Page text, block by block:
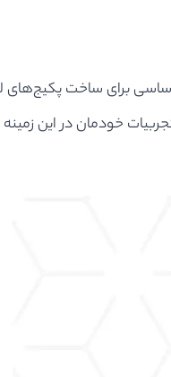
برای ساخت پکیج‌های
خودمان در این